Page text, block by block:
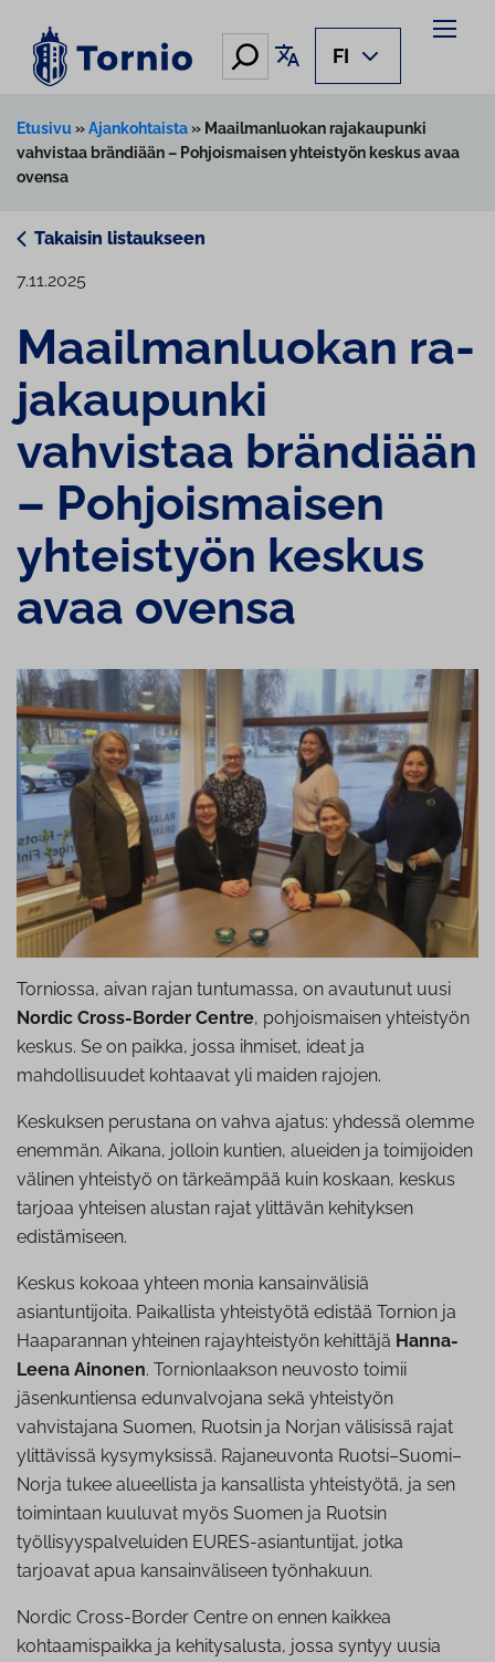
sisältöön
Hae Käännä sivu
FI
Etusivu »Ajankohtaista» Maailmanluokan rajakaupunki
vahvistaa brändiään – Pohjoismaisen yhteistyön keskus avaa
ovensa
Takaisin listaukseen
7.11.2025
Maa­il­man­luo­kan ra­
ja­kau­pun­ki
vahvistaa brändiään
– Poh­jois­mai­sen
yhteistyön keskus
avaa ovensa
Torniossa, aivan rajan tuntumassa, on avautunut uusi
Nordic Cross-Border Centre, pohjoismaisen yhteistyön
keskus. Se on paikka, jossa ihmiset, ideat ja
mahdollisuudet kohtaavat yli maiden rajojen.
Keskuksen perustana on vahva ajatus: yhdessä olemme
enemmän. Aikana, jolloin kuntien, alueiden ja toimijoiden
välinen yhteistyö on tärkeämpää kuin koskaan, keskus
tarjoaa yhteisen alustan rajat ylittävän kehityksen
edistämiseen.
Keskus kokoaa yhteen monia kansainvälisiä
asiantuntijoita. Paikallista yhteistyötä edistää Tornion ja
Haaparannan yhteinen rajayhteistyön kehittäjä Hanna-
Leena Ainonen. Tornionlaakson neuvosto toimii
jäsenkuntiensa edunvalvojana sekä yhteistyön
vahvistajana Suomen, Ruotsin ja Norjan välisissä rajat
ylittävissä kysymyksissä. Rajaneuvonta Ruotsi–Suomi–
Norja tukee alueellista ja kansallista yhteistyötä, ja sen
toimintaan kuuluvat myös Suomen ja Ruotsin
työllisyyspalveluiden EURES-asiantuntijat, jotka
tarjoavat apua kansainväliseen työnhakuun.
Nordic Cross-Border Centre on ennen kaikkea
kohtaamispaikka ja kehitysalusta, jossa syntyy uusia